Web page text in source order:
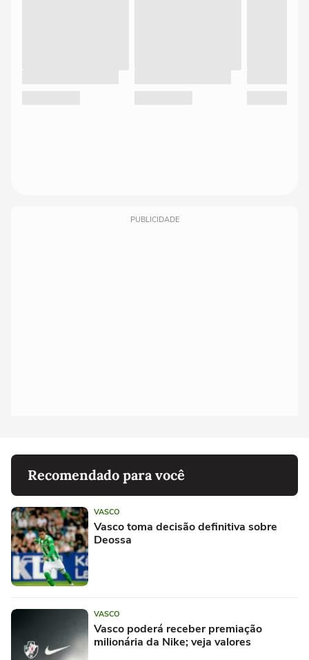
PUBLICIDADE
Recomendado para você
VASCO
Vasco toma decisão definitiva sobre
Deossa
VASCO
Vasco poderá receber premiação
milionária da Nike; veja valores